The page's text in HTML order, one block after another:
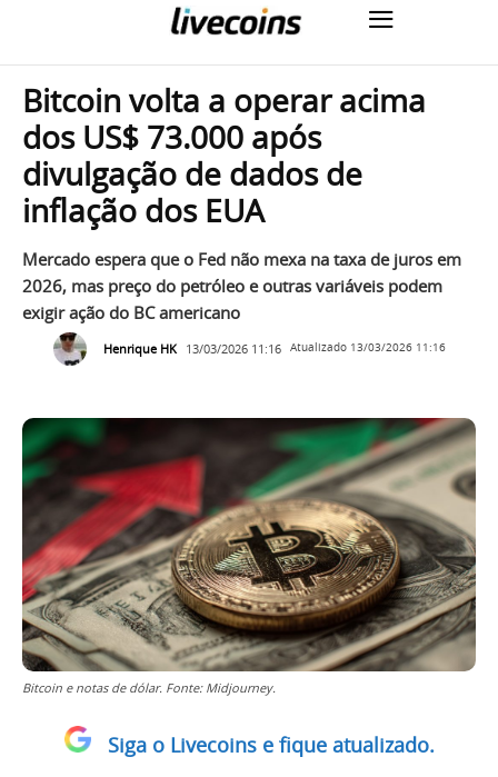
Bitcoin volta a operar acima
dos US$ 73.000 após
divulgação de dados de
inflação dos EUA
Mercado espera que o Fed não mexa na taxa de juros em
2026, mas preço do petróleo e outras variáveis podem
exigir ação do BC americano
Henrique HK 13/03/2026 11:16 Atualizado 13/03/2026 11:16
Bitcoin e notas de dólar. Fonte: Midjourney.
Siga o Livecoins e fique atualizado.